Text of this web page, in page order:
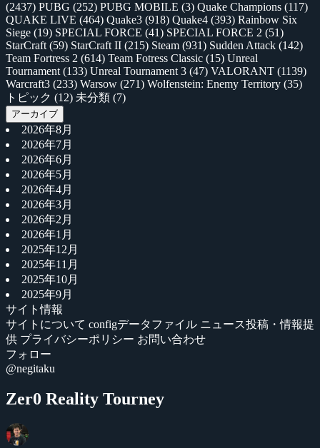
(2437) PUBG (252) PUBG MOBILE (3) Quake Champions (117)
QUAKE LIVE (464) Quake3 (918) Quake4 (393) Rainbow Six
Siege (19) SPECIAL FORCE (41) SPECIAL FORCE 2 (51)
StarCraft (59) StarCraft II (215) Steam (931) Sudden Attack (142)
Team Fortress 2 (614) Team Fotress Classic (15) Unreal
Tournament (133) Unreal Tournament 3 (47) VALORANT (1139)
Warcraft3 (233) Warsow (271) Wolfenstein: Enemy Territory (35)
トピック (12) 未分類 (7)
アーカイブ
2026年8月
2026年7月
2026年6月
2026年5月
2026年4月
2026年3月
2026年2月
2026年1月
2025年12月
2025年11月
2025年10月
2025年9月
サイト情報
サイトについて configデータファイル ニュース投稿・情報提
供 プライバシーポリシー お問い合わせ
フォロー
@negitaku
Zer0 Reality Tourney